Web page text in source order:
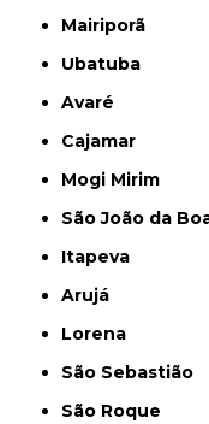
Mairiporã
Ubatuba
Avaré
Cajamar
Mogi Mirim
São João da
Itapeva
Arujá
Lorena
São Sebastião
São Roque